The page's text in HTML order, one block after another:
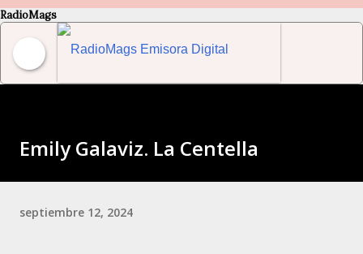
RadioMags
Emily Galaviz. La Centella
septiembre 12, 2024